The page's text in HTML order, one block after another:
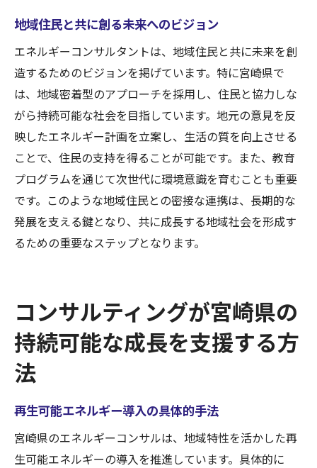
地域特性に根ざしたエネルギー効率化の取
り組み
地元企業とのパートナーシップ強化の必要
性
地域の未来を見据えた持続可能なエネルギ
ー活用
地域密着型エネルギーコンサルが描く宮崎県の
持続可能な未来
地域密着型アプローチの重要性
地域住民との対話を通じた共創の取り組み
献
地域の未来を形づくるための長期的ビジョ
ン
地域住民と共に創る未来へのビジョン
エネルギーコンサルタントは、地域住民と共に未来を創
造するためのビジョンを掲げています。特に宮崎県で
は、地域密着型のアプローチを採用し、住民と協力しな
がら持続可能な社会を目指しています。地元の意見を反
映したエネルギー計画を立案し、生活の質を向上させる
ことで、住民の支持を得ることが可能です。また、教育
プログラムを通じて次世代に環境意識を育むことも重要
です。このような地域住民との密接な連携は、長期的な
発展を支える鍵となり、共に成長する地域社会を形成す
るための重要なステップとなります。
コンサルティングが宮崎県の
持続可能な成長を支援する方
法
再生可能エネルギー導入の具体的手法
宮崎県のエネルギーコンサルは、地域特性を活かした再
生可能エネルギーの導入を推進しています。具体的に